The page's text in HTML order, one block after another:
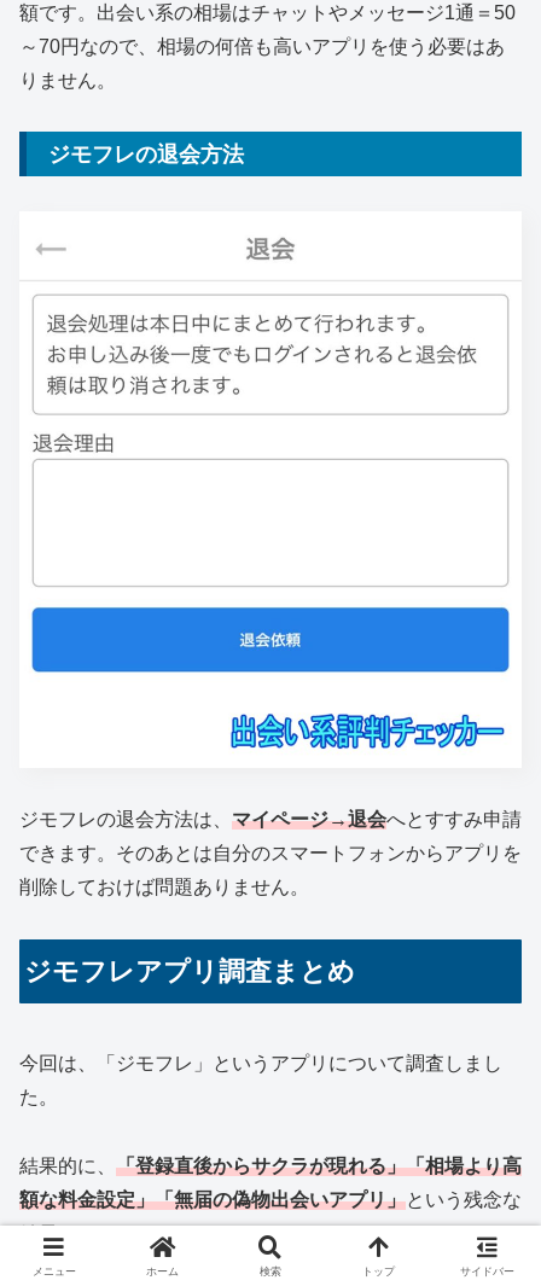
額です。出会い系の相場はチャットやメッセージ1通＝50
～70円なので、相場の何倍も高いアプリを使う必要はあ
りません。
ジモフレの退会方法
ジモフレの退会方法は、 マイページ→退会へとすすみ申請
できます。そのあとは自分のスマートフォンからアプリを
削除しておけば問題ありません。
ジモフレアプリ調査まとめ
今回は、「ジモフレ」というアプリについて調査しまし
た。
結果的に、 「登録直後からサクラが現れる」「相場より高
額な料金設定」「無届の偽物出会いアプリ」という残念な
結果となりました。
メニュー ホーム 検索 トップ サイドバー